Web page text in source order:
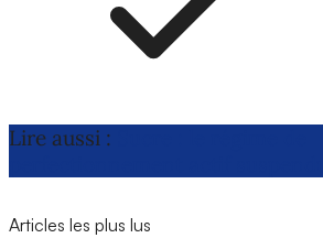
Lire aussi :
Articles les plus lus